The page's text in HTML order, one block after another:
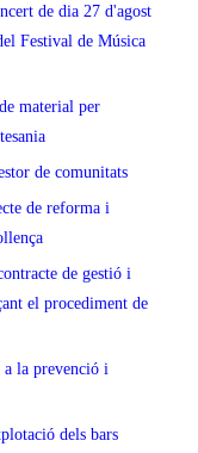
de dia 27 d'agost
Festival de Música
material per
de comunitats
de reforma i
de gestió i
el procediment de
a la prevenció i
dels bars